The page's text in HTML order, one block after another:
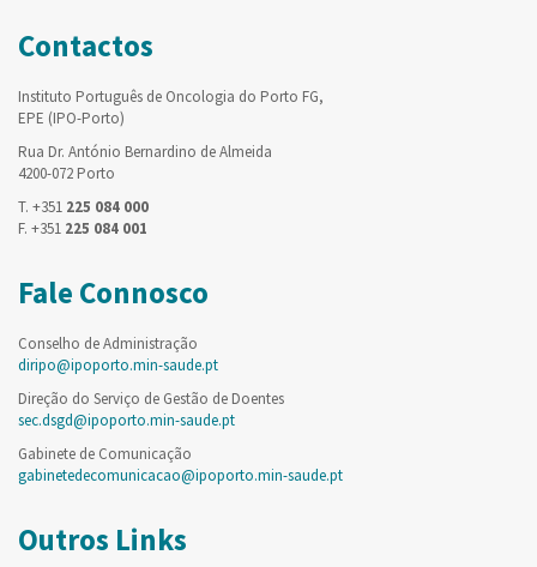
Contactos
Instituto Português de Oncologia do Porto FG,
EPE (IPO-Porto)
Rua Dr. António Bernardino de Almeida
4200-072 Porto
T. +351 225 084 000
F. +351 225 084 001
Fale Connosco
Conselho de Administração
diripo@ipoporto.min-saude.pt
Direção do Serviço de Gestão de Doentes
sec.dsgd@ipoporto.min-saude.pt
Gabinete de Comunicação
gabinetedecomunicacao@ipoporto.min-saude.pt
Outros Links